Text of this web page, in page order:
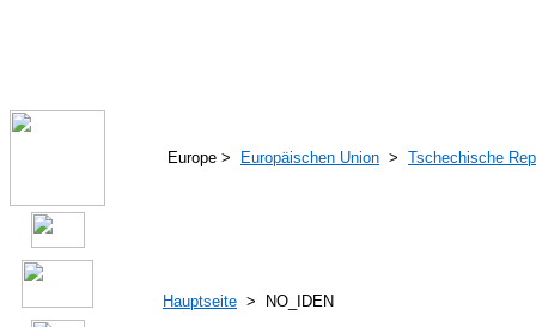
Europe > Europäischen Union > Tschechische
Hauptseite > NO_IDEN